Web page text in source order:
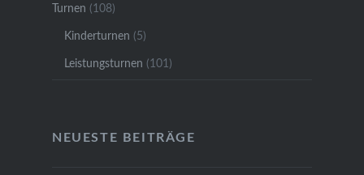
Turnen (108)
Kinderturnen (5)
Leistungsturnen (101)
NEUESTE BEITRÄGE